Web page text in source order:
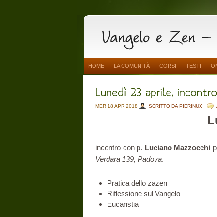
HOME LA COMUNITÀ CORSI TESTI
MER 18 APR 2018 SCRITTO DA PIERINUX
incontro con p. Luciano Mazzocchi
Verdara 139, Padova.
Pratica dello zazen
Riflessione sul Vangelo
Eucaristia